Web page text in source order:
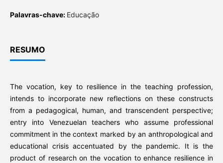
Palavras-chave: Educação
RESUMO
The vocation, key to resilience in the teaching profession,
intends to incorporate new reflections on these constructs
from a pedagogical, human, and transcendent perspective;
entry into Venezuelan teachers who assume professional
commitment in the context marked by an anthropological and
educational crisis accentuated by the pandemic. It is the
product of research on the vocation to enhance resilience in